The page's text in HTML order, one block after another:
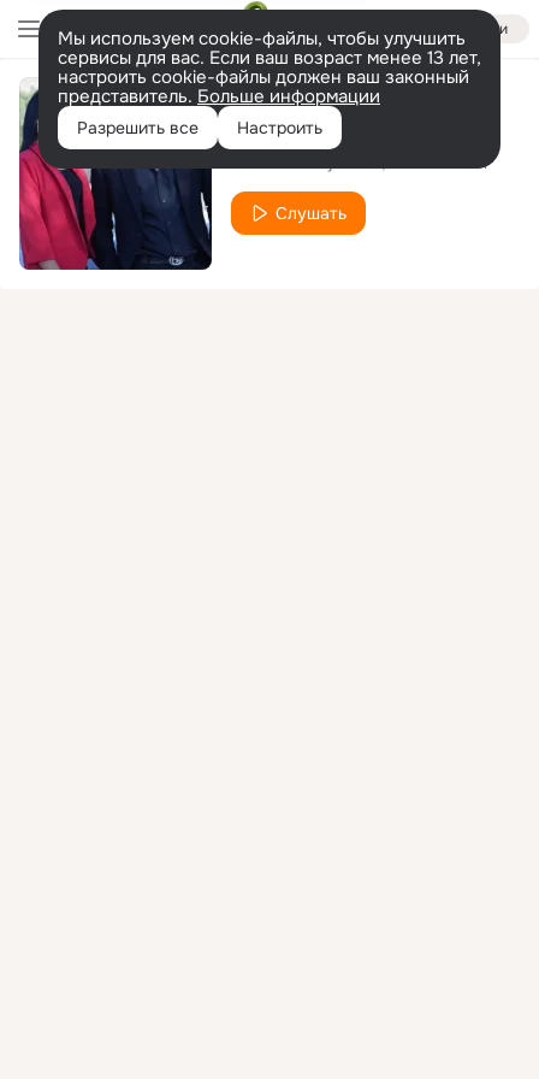
Войти
Мы используем cookie-файлы, чтобы улучшить
сервисы для вас. Если ваш возраст менее 13 лет,
настроить cookie-файлы должен ваш законный
представитель. Больше информации
Разрешить все Настроить
Sevgimiz soxtamidi
Bahrom Davr
Слушать